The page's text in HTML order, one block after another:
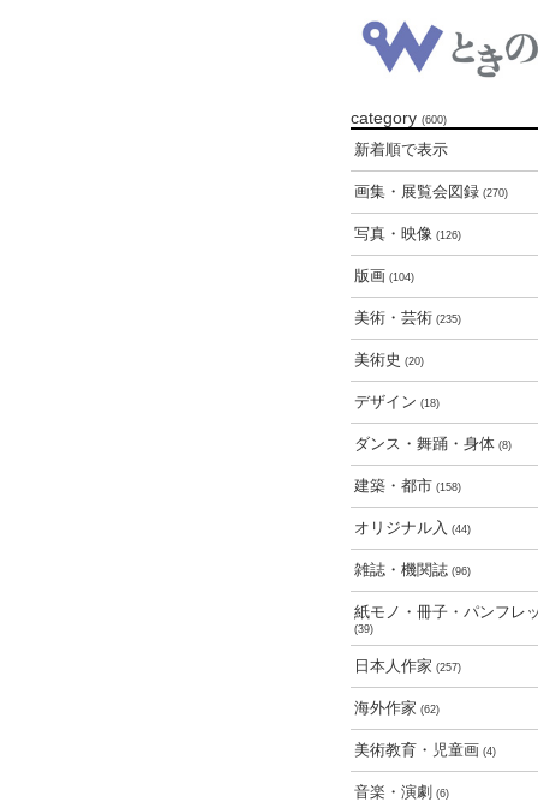
category (600)
新着順で表示
画集・展覧会図録 (270)
写真・映像 (126)
版画 (104)
美術・芸術 (235)
美術史 (20)
デザイン (18)
ダンス・舞踊・身体 (8)
建築・都市 (158)
オリジナル入 (44)
雑誌・機関誌 (96)
紙モノ・冊子・パンフレ
(39)
日本人作家 (257)
海外作家 (62)
美術教育・児童画 (4)
音楽・演劇 (6)